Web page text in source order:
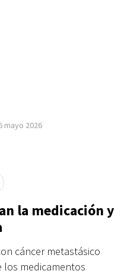
mayo 2026
la medicación y
cáncer metastásico
los medicamentos